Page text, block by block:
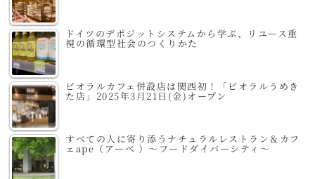
ドイツのデポジットシステムから学ぶ、リユース重
視の循環型社会のつくりかた
ビオラルカフェ併設店は関西初！「ビオラルうめき
た店」2025年3月21日(金)オープン
すべての人に寄り添うナチュラルレストラン＆カフ
ェape（アーペ ）～フードダイバーシティ～